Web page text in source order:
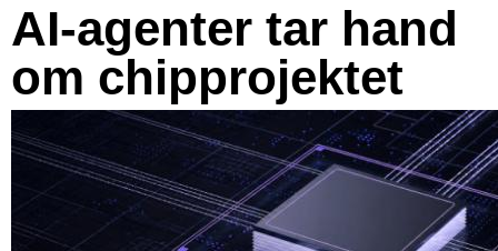
AI-agenter tar hand
om chipprojektet